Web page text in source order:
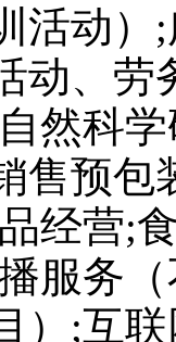
活动）
动、
然科
售预
经营;
服务
）;互